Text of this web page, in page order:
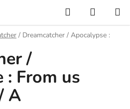
Hľadať
KOŠÍK
/ Dreamcatcher / Apocalypse :
/
: From us
A